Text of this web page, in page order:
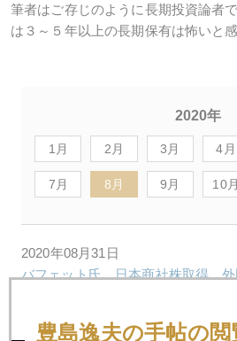
筆者はご存じのように長期投資論者
は３～５年以上の長期保有は怖いと
2020年
1月 2月 3月 4月
7月 8月 9月 10月
2020年08月31日
バフェット氏、日本商社株取得、
2020年08月28日
豊島逸夫の手帖の